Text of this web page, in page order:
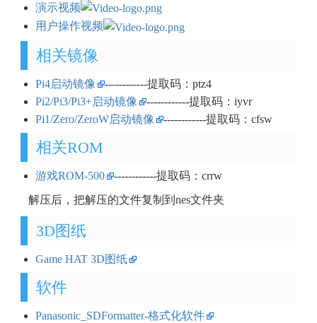
演示视频
用户操作视频
相关镜像
Pi4启动镜像
------------提取码：ptz4
Pi2/Pi3/Pi3+启动镜像
------------提取码：iyvr
Pi1/Zero/ZeroW启动镜像
------------提取码：cfsw
相关ROM
游戏ROM-500
------------提取码：crrw
解压后，把解压的文件复制到nes文件夹
3D图纸
Game HAT 3D图纸
软件
Panasonic_SDFormatter-格式化软件